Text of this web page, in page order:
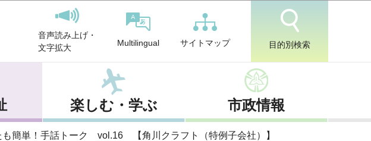
音声読み上げ・
文字拡大
Multilingual サイトマップ 目的別検索
楽しむ・学ぶ 市政情報
も簡単！手話トーク vol.16 【角川クラフト（特例子会社）】